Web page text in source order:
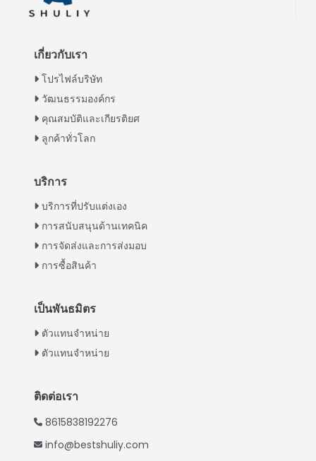
เกี่ยวกับเรา
โปรไฟล์บริษัท
วัฒนธรรมองค์กร
คุณสมบัติและเกียรติยศ
ลูกค้าทั่วโลก
บริการ
บริการที่ปรับแต่งเอง
การสนับสนุนด้านเทคนิค
การจัดส่งและการส่งมอบ
การซื้อสินค้า
เป็นพันธมิตร
ตัวแทนจำหน่าย
ตัวแทนจำหน่าย
ติดต่อเรา
8615838192276
info@bestshuliy.com